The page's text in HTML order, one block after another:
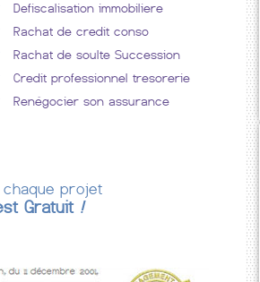
Defiscalisation immobiliere
Rachat de credit conso
Rachat de soulte Succession
Credit professionnel tresorerie
Renégocier son assurance
projet
Gratuit !